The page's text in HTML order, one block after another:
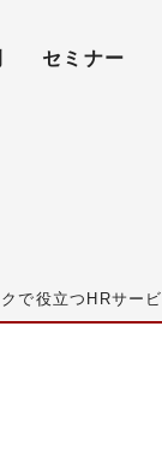
セミナー
で役立つHRサー